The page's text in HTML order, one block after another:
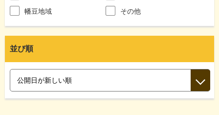
幡豆地域
その他
並び順